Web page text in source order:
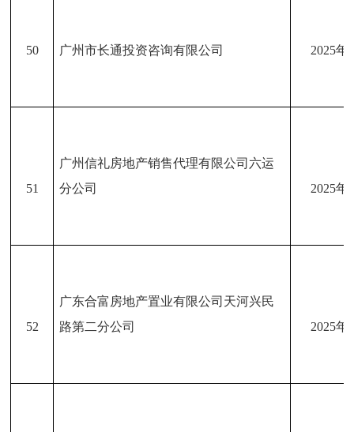
50 广州市长通投资咨询有限公司 2025年
51
广州信礼房地产销售代理有限公司六运
分公司
2025年
52
广东合富房地产置业有限公司天河兴民
路第二分公司
2025年